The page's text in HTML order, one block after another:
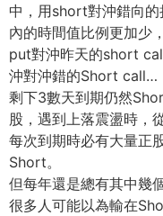
中，用short對沖錯向
內的時間值比例更加少
put對沖昨天的short
沖對沖錯的Short call…
剩下3數天到期仍然
股，遇到上落震盪時，
每次到期時必有大量正
Short。
但每年還是總有其中幾
很多人可能以為輸在